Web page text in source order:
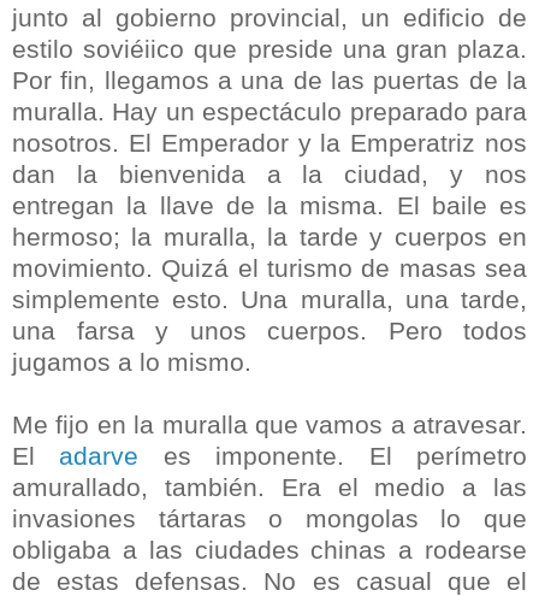
junto al gobierno provincial, un edificio de
estilo soviéiico que preside una gran plaza.
Por fin, llegamos a una de las puertas de la
muralla. Hay un espectáculo preparado para
nosotros. El Emperador y la Emperatriz nos
dan la bienvenida a la ciudad, y nos
entregan la llave de la misma. El baile es
hermoso; la muralla, la tarde y cuerpos en
movimiento. Quizá el turismo de masas sea
simplemente esto. Una muralla, una tarde,
una farsa y unos cuerpos. Pero todos
jugamos a lo mismo.
Me fijo en la muralla que vamos a atravesar.
El adarve es imponente. El perímetro
amurallado, también. Era el medio a las
invasiones tártaras o mongolas lo que
obligaba a las ciudades chinas a rodearse
de estas defensas. No es casual que el